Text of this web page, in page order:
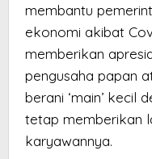
membantu
ekonomi akibat
memberikan
pengusaha papan
berani ‘main’ kecil
tetap memberikan
karyawannya.